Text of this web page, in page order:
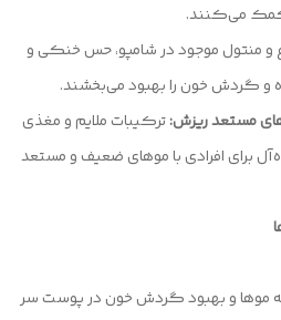
کمک می‌کنند.
و منتول موجود در شامپو، حس خنکی و
و گردش خون را بهبود می‌بخشند.
مستعد ریزش:ترکیبات ملایم و مغذی
برای افرادی با موهای ضعیف و مستعد
موها و بهبود گردش خون در پوست سر